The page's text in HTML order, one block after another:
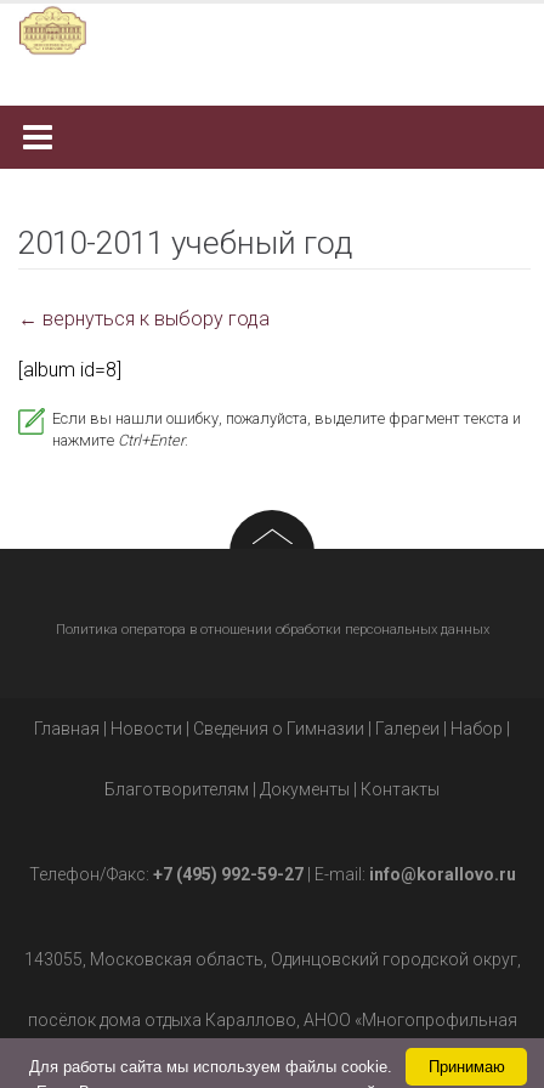
Наверх
2010-2011 учебный год
← вернуться к выбору года
[album id=8]
Если вы нашли ошибку, пожалуйста, выделите фрагмент текста и
нажмите Ctrl+Enter.
Политика оператора в отношении обработки персональных данных
Главная | Новости | Сведения о Гимназии | Галереи | Набор |
Благотворителям | Документы | Контакты
Телефон/Факс: +7 (495) 992-59-27| E-mail: info@korallovo.ru
143055, Московская область, Одинцовский городской округ,
посёлок дома отдыха Караллово, АНОО «Многопрофильная
гимназия», д.2.
Принимаю
Для работы сайта мы используем файлы cookie.